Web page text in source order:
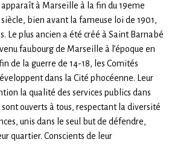
apparaît à Marseille à la fin du 19eme
siècle, bien avant la fameuse loi de 1901,
Le plus ancien a été créé à Saint Barnabé
faubourg de Marseille à l’époque en
de la guerre de 14-18, les Comités
dans la Cité phocéenne. Leur
la qualité des services publics dans
sont ouverts à tous, respectant la diversité
unis dans le seul but de défendre,
quartier. Conscients de leur